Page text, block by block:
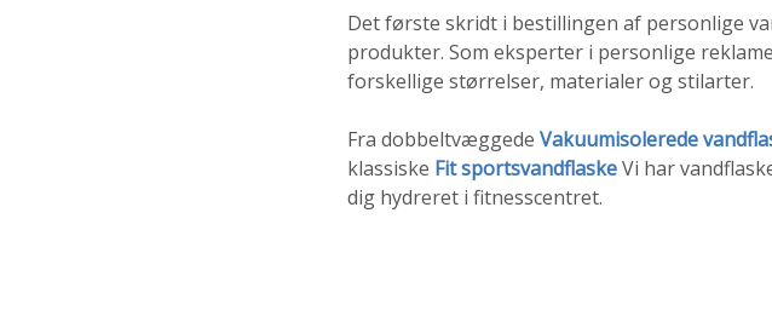
Det første skridt i bestillingen af personlige
produkter. Som eksperter i personlige
forskellige størrelser, materialer og stilarter.
Fra dobbeltvæggede Vakuumisolerede
klassiske Fit sportsvandflaskeVi har
dig hydreret i fitnesscentret.